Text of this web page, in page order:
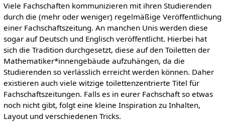
Viele Fachschaften kommunizieren mit ihren Studierenden
durch die (mehr oder weniger) regelmäßige Veröffentlichung
einer Fachschaftszeitung. An manchen Unis werden diese
sogar auf Deutsch und Englisch veröffentlicht. Hierbei hat
sich die Tradition durchgesetzt, diese auf den Toiletten der
Mathematiker*innengebäude aufzuhängen, da die
Studierenden so verlässlich erreicht werden können. Daher
existieren auch viele witzige toilettenzentrierte Titel für
Fachschaftszeitungen. Falls es in eurer Fachschaft so etwas
noch nicht gibt, folgt eine kleine Inspiration zu Inhalten,
Layout und verschiedenen Tricks.